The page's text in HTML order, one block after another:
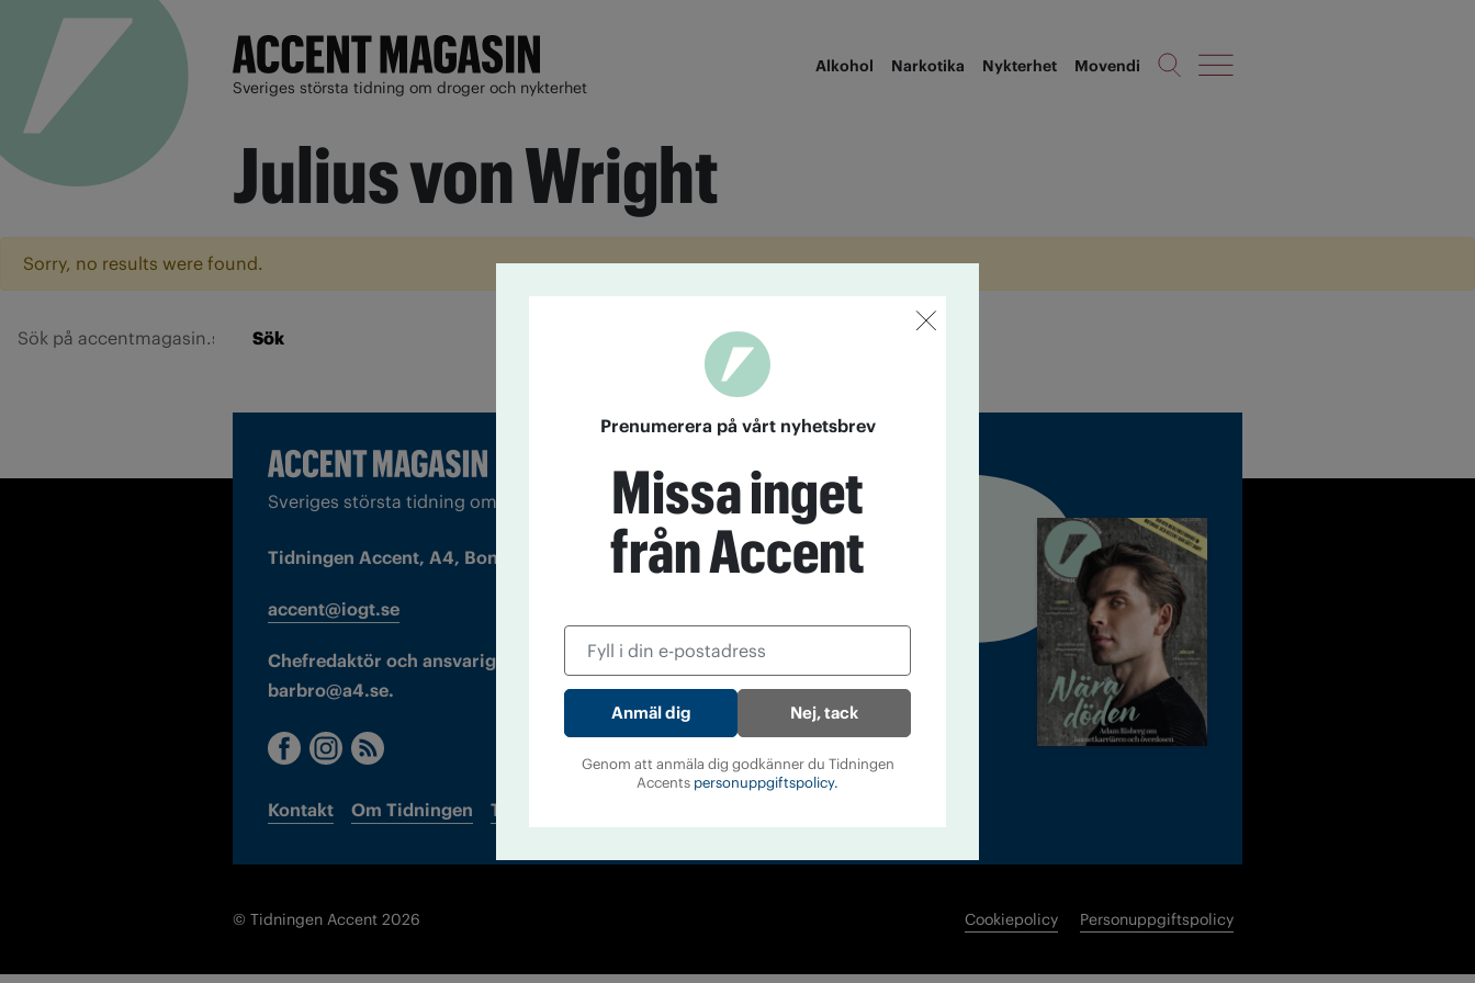
Sveriges största tidning om droger och nykterhet
Alkohol Narkotika Nykterhet Movendi
Julius von Wright
Sorry, no results were found.
Sök
Sveriges största tidning om droger och nykterhet
Tidningen Accent, A4, Bondegatan 21, 116 33 Stockholm
accent@iogt.se
Chefredaktör och ansvarig utgivare: Barbro Janson Lundkvist,
barbro@a4.se.
Kontakt Om Tidningen Tidningsarkiv
© Tidningen Accent 2026 Cookiepolicy Personuppgiftspolicy
Prenumerera på vårt nyhetsbrev
Missa inget
från Accent
Nej, tack
Genom att anmäla dig godkänner du Tidningen
Accents personuppgiftspolicy.